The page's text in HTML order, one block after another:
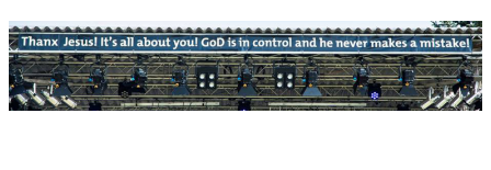
Zum
Inhalt
springen